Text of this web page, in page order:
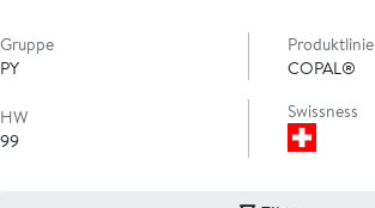
Gruppe
PY
Produktlinie
COPAL®
HW
99
Swissness